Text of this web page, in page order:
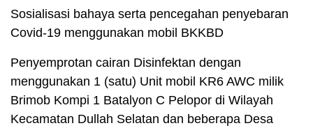
Sosialisasi bahaya serta pencegahan penyebaran
Covid-19 menggunakan mobil BKKBD
Penyemprotan cairan Disinfektan dengan
menggunakan 1 (satu) Unit mobil KR6 AWC milik
Brimob Kompi 1 Batalyon C Pelopor di Wilayah
Kecamatan Dullah Selatan dan beberapa Desa